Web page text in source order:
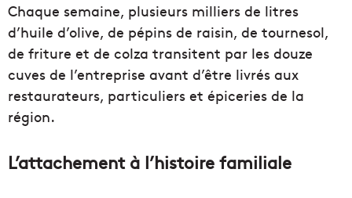
Chaque semaine, plusieurs milliers de litres
d’huile d’olive, de pépins de raisin, de tournesol,
de friture et de colza transitent par les douze
cuves de l’entreprise avant d’être livrés aux
restaurateurs, particuliers et épiceries de la
région.
L’attachement à l’histoire familiale